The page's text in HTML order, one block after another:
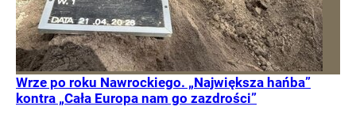
Wrze po roku Nawrockiego. „Największa hańba”
kontra „Cała Europa nam go zazdrości”